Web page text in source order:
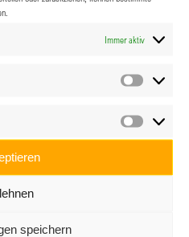
Immer aktiv
speichern